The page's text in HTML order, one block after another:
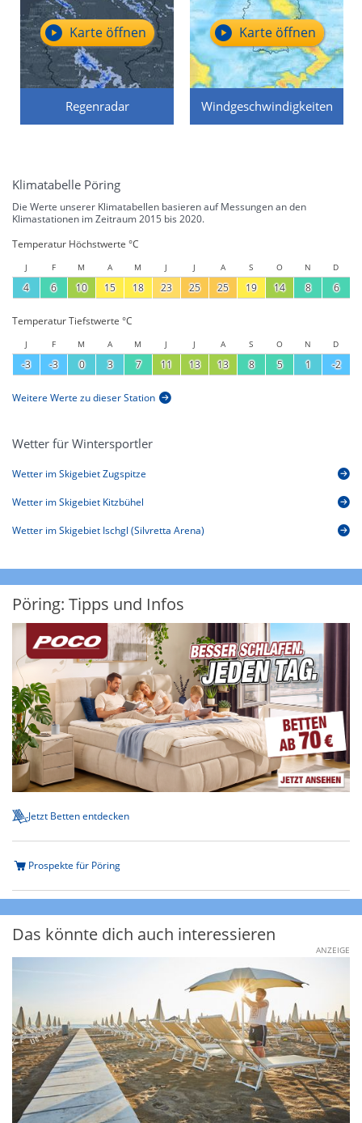
Regenradar
Karte öffnen
Windgeschwindigkeiten
Karte öffnen
Klimatabelle Pöring
Die Werte unserer Klimatabellen basieren auf Messungen an den
Klimastationen im Zeitraum 2015 bis 2020.
Temperatur Höchstwerte °C
J F M A M J J A S O N D
4 6 10 15 18 23 25 25 19 14 8 6
Temperatur Tiefstwerte °C
J F M A M J J A S O N D
-3 -3 0 3 7 11 13 13 8 5 1 -2
Weitere Werte zu dieser Station
Wetter für Wintersportler
Wetter im Skigebiet Zugspitze
Wetter im Skigebiet Kitzbühel
Wetter im Skigebiet Ischgl (Silvretta Arena)
Pöring: Tipps und Infos
Jetzt Betten entdecken
Prospekte für Pöring
Das könnte dich auch interessieren
ANZEIGE